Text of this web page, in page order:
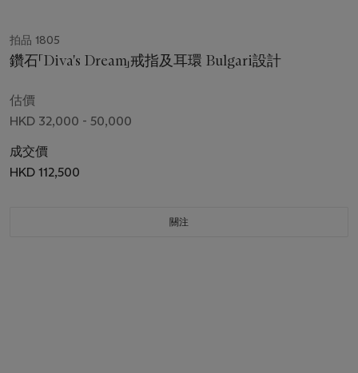
拍品 1805
鑽石「Diva's Dream」戒指及耳環 Bulgari設計
估價
HKD 32,000 - 50,000
成交價
HKD 112,500
關注